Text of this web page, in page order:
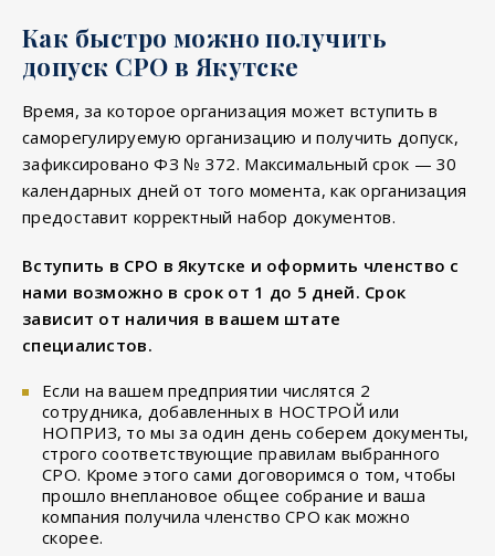
Как быстро можно получить
допуск СРО в Якутске
Время, за которое организация может вступить в
саморегулируемую организацию и получить допуск,
зафиксировано ФЗ № 372. Максимальный срок — 30
календарных дней от того момента, как организация
предоставит корректный набор документов.
Вступить в СРО в Якутске и оформить членство с
нами возможно в срок от 1 до 5 дней. Срок
зависит от наличия в вашем штате
специалистов.
Если на вашем предприятии числятся 2
сотрудника, добавленных в НОСТРОЙ или
НОПРИЗ, то мы за один день соберем документы,
строго соответствующие правилам выбранного
СРО. Кроме этого сами договоримся о том, чтобы
прошло внеплановое общее собрание и ваша
компания получила членство СРО как можно
скорее.